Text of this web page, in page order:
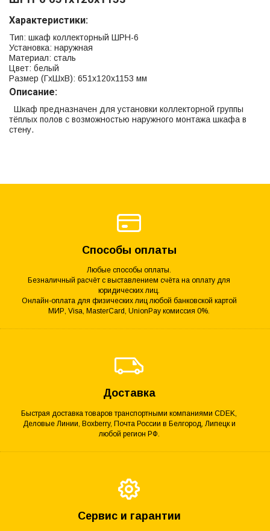
Характеристики:
Тип: шкаф коллекторный ШРН-6
Установка: наружная
Материал: сталь
Цвет: белый
Размер (ГхШхВ): 651х120х1153 мм
Описание:
Шкаф предназначен для установки коллекторной группы
тёплых полов с возможностью наружного монтажа шкафа в
стену.
Способы оплаты
Любые способы оплаты.
Безналичный расчёт с выставлением счёта на оплату для
юридических лиц.
Онлайн-оплата для физических лиц любой банковской картой
МИР, Visa, MasterCard, UnionPay комиссия 0%.
Доставка
Быстрая доставка товаров транспортными компаниями CDEK,
Деловые Линии, Boxberry, Почта России в Белгород, Липецк и
любой регион РФ.
Сервис и гарантии